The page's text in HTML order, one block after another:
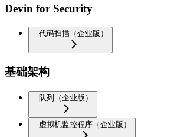
Devin for Security
代码扫描（企业版）
基础架构
队列（企业版）
虚拟机监控程序（企业版）